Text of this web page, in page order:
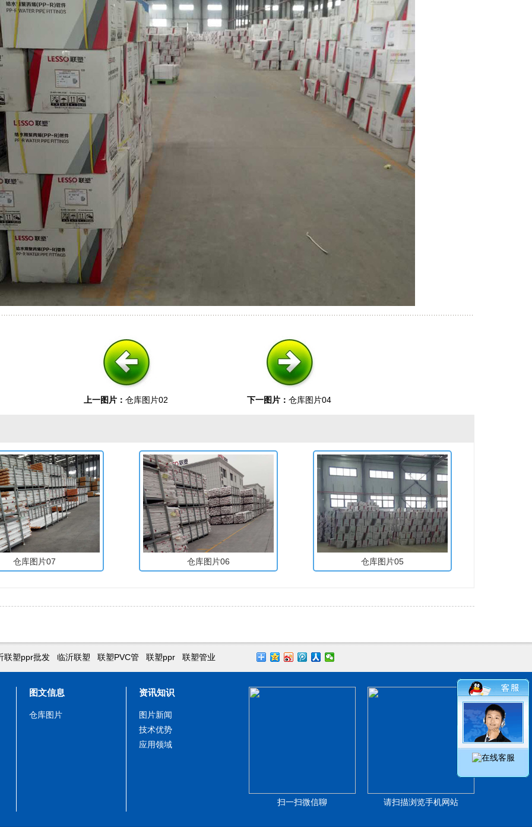
上一图片： 仓库图片02 下一图片： 仓库图片04
仓库图片07 仓库图片06 仓库图片05
联塑ppr批发 临沂联塑 联塑PVC管 联塑ppr 联塑管业
图文信息
仓库图片
资讯知识
图片新闻
技术优势
应用领域
扫一扫微信聊 请扫描浏览手机网站